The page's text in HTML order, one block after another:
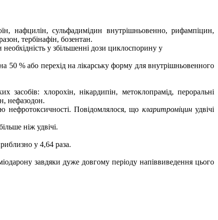
нафцилін, сульфадимідин внутрішньовенно, рифампіцин,
тербінафін, бозентан.
у збільшенні дози циклоспорину у
50 % або перехід на лікарську форму для внутрішньовенного
засобів: хлорохін, нікардипін, метоклопрамід, пероральні
нефазодон.
Повідомлялося, що кларитроміцинудвічі
ніж удвічі.
у 4,64 раза.
завдяки дуже довгому періоду напіввиведення цього